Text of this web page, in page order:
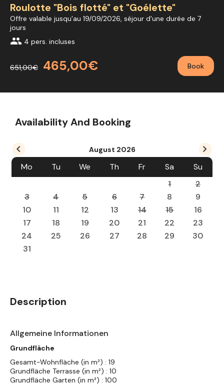
Roulotte "Bois flotté" et "Goélette"
Offre valable jusqu'au 19/09/2026, séjour d'une durée de 7
jours
group 4 pers. incluses
651,00€ 465,00€ Book
Availability And Booking
August 2026
Mo Tu We Th Fr Sa
Su
1
2
3
4 5 6 7 8
9
10
11 12 13 14 15
16
17
18 19 20 21 22
23
24
25 26 27 28 29
30
31
Description
Allgemeine Informationen
Grundfläche
Gesamt-Wohnfläche (in m²) : 19
Grundfläche Terrasse (in m²) : 10
Grundfläche Garten (in m²) : 100